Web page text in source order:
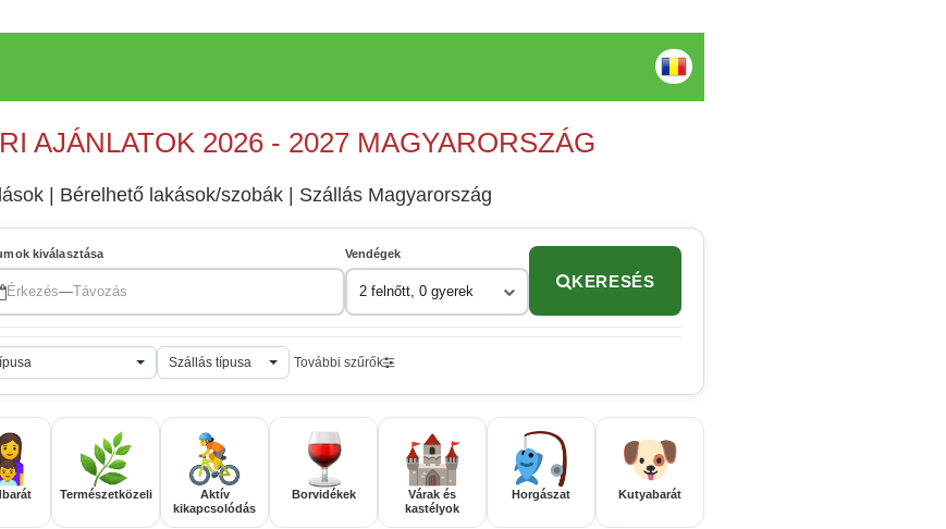
AJÁNLATOK 2026 - 2027 MAGYARORSZÁG
| Bérelhető lakások/szobák | Szállás Magyarország
kiválasztása
Érkezés—Távozás
Vendégek
2 felnőtt, 0 gyerek
KERESÉS
Szállás típusa További szűrők
Természetközeli
Aktív
kikapcsolódás
Borvidékek
Várak és
kastélyok
Horgászat Kutyabarát